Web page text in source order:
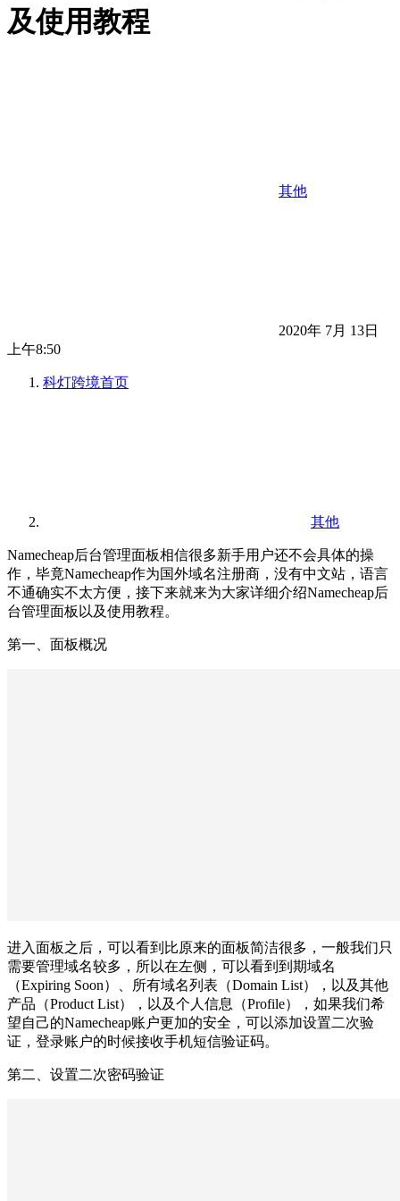
及使用教程
其他
2020年 7月 13日
上午8:50
科灯跨境首页
其他
Namecheap后台管理面板相信很多新手用户还不会具体的操
作，毕竟Namecheap作为国外域名注册商，没有中文站，语言
不通确实不太方便，接下来就来为大家详细介绍Namecheap后
台管理面板以及使用教程。
第一、面板概况
进入面板之后，可以看到比原来的面板简洁很多，一般我们只
需要管理域名较多，所以在左侧，可以看到到期域名
（Expiring Soon）、所有域名列表（Domain List），以及其他
产品（Product List），以及个人信息（Profile），如果我们希
望自己的Namecheap账户更加的安全，可以添加设置二次验
证，登录账户的时候接收手机短信验证码。
第二、设置二次密码验证